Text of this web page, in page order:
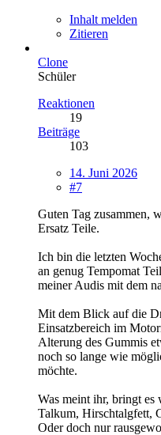
Inhalt melden
Zitieren
Clone
Schüler
Reaktionen
19
Beiträge
103
14. Juni 2026
#7
Guten Tag zusammen,
Ersatz Teile.
Ich bin die letzten
an genug Tempomat
meiner Audis mit dem
Mit dem Blick auf die
Einsatzbereich im
Alterung des Gummis
noch so lange wie
möchte.
Was meint ihr, bringt es
Talkum, Hirschtalgfett,
Oder doch nur